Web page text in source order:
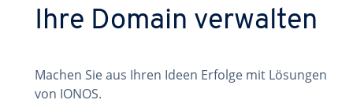
Ihre Domain verwalten
Machen Sie aus Ihren Ideen Erfolge mit Lösungen
von IONOS.